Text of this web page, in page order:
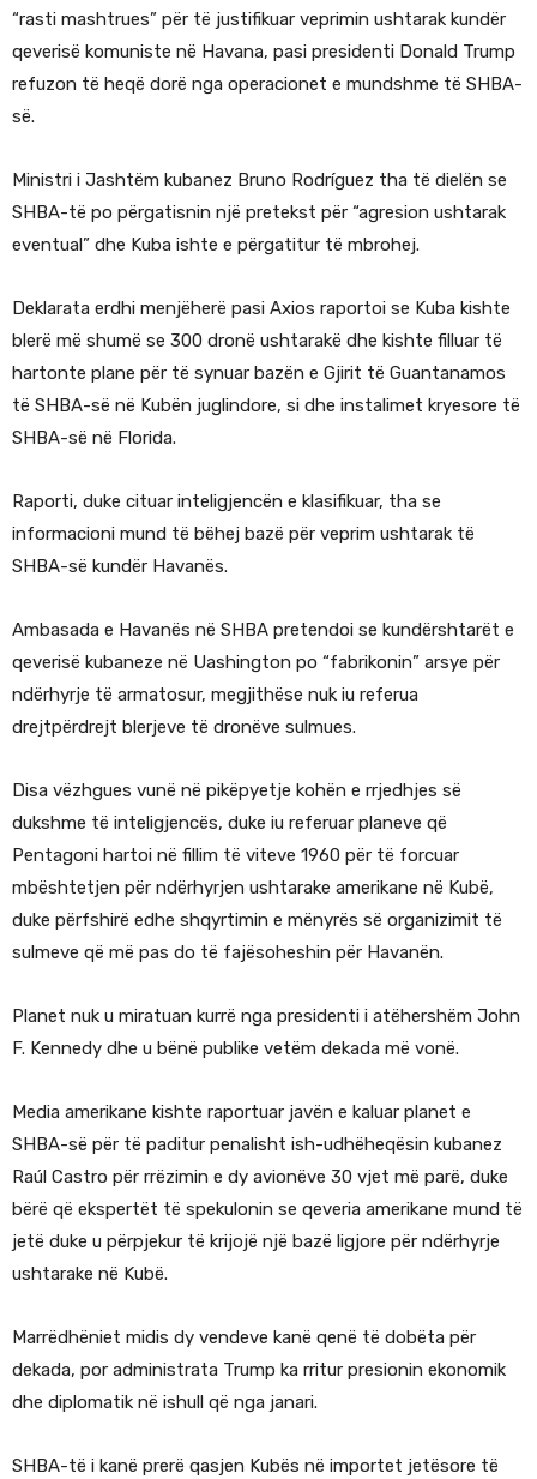
“rasti mashtrues” për të justifikuar veprimin ushtarak kundër
qeverisë komuniste në Havana, pasi presidenti Donald Trump
refuzon të heqë dorë nga operacionet e mundshme të SHBA-
së.
Ministri i Jashtëm kubanez Bruno Rodríguez tha të dielën se
SHBA-të po përgatisnin një pretekst për “agresion ushtarak
eventual” dhe Kuba ishte e përgatitur të mbrohej.
Deklarata erdhi menjëherë pasi Axios raportoi se Kuba kishte
blerë më shumë se 300 dronë ushtarakë dhe kishte filluar të
hartonte plane për të synuar bazën e Gjirit të Guantanamos
të SHBA-së në Kubën juglindore, si dhe instalimet kryesore të
SHBA-së në Florida.
Raporti, duke cituar inteligjencën e klasifikuar, tha se
informacioni mund të bëhej bazë për veprim ushtarak të
SHBA-së kundër Havanës.
Ambasada e Havanës në SHBA pretendoi se kundërshtarët e
qeverisë kubaneze në Uashington po “fabrikonin” arsye për
ndërhyrje të armatosur, megjithëse nuk iu referua
drejtpërdrejt blerjeve të dronëve sulmues.
Disa vëzhgues vunë në pikëpyetje kohën e rrjedhjes së
dukshme të inteligjencës, duke iu referuar planeve që
Pentagoni hartoi në fillim të viteve 1960 për të forcuar
mbështetjen për ndërhyrjen ushtarake amerikane në Kubë,
duke përfshirë edhe shqyrtimin e mënyrës së organizimit të
sulmeve që më pas do të fajësoheshin për Havanën.
Planet nuk u miratuan kurrë nga presidenti i atëhershëm John
F. Kennedy dhe u bënë publike vetëm dekada më vonë.
Media amerikane kishte raportuar javën e kaluar planet e
SHBA-së për të paditur penalisht ish-udhëheqësin kubanez
Raúl Castro për rrëzimin e dy avionëve 30 vjet më parë, duke
bërë që ekspertët të spekulonin se qeveria amerikane mund të
jetë duke u përpjekur të krijojë një bazë ligjore për ndërhyrje
ushtarake në Kubë.
Marrëdhëniet midis dy vendeve kanë qenë të dobëta për
dekada, por administrata Trump ka rritur presionin ekonomik
dhe diplomatik në ishull që nga janari.
SHBA-të i kanë prerë qasjen Kubës në importet jetësore të